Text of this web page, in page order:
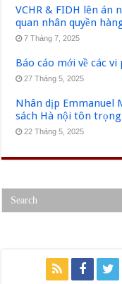
VCHR & FIDH lên án
quan nhân quyền
7 Tháng 7, 2025
Báo cáo mới về các
27 Tháng 5, 2025
Nhân dịp Emmanuel
sách Hà nội tôn
22 Tháng 5, 2025